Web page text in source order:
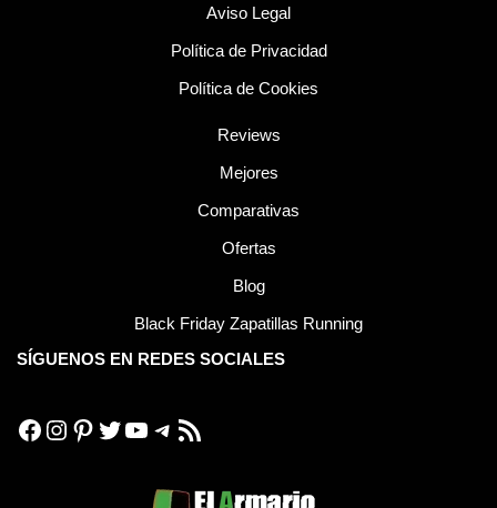
Aviso Legal
Política de Privacidad
Política de Cookies
Reviews
Mejores
Comparativas
Ofertas
Blog
Black Friday Zapatillas Running
SÍGUENOS EN REDES SOCIALES